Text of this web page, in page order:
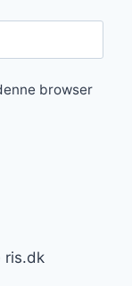
browser
ris.dk